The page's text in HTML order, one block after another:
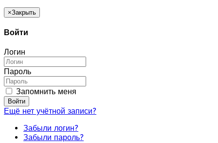
×Закрыть
Войти
Логин
Пароль
Запомнить меня
Войти
Ещё нет учётной записи?
Забыли логин?
Забыли пароль?